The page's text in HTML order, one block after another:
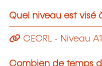
Quel niveau est visé
CECRL - Niveau A1
Combien de temps